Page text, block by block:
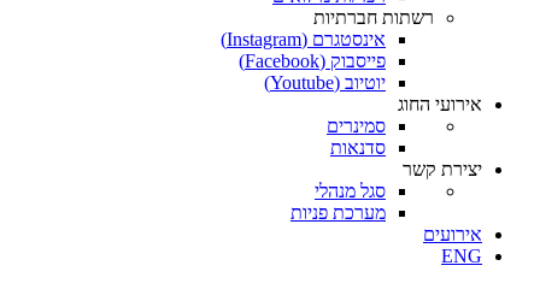
רשתות חברתיות
אינסטגרם (Instagram)
פייסבוק (Facebook)
יוטיוב (Youtube)
אירועי החוג
סמינרים
סדנאות
יצירת קשר
סגל מנהלי
מערכת פניות
אירועים
ENG